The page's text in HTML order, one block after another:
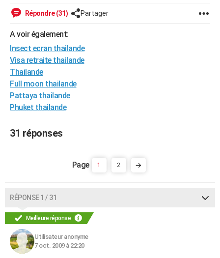
WEEK-END
Art de vivre
Bien-être
Loisirs
ModeModes de vie
SANTE
Alimentation
Guide de la santé
Maladies
Médicaments
Sommeil
Destinations
City break
Voyage nature
Voyage de noces
Forum
Climat
PHOTO
GUIDES D'ACHAT
S'inscrire
Se connecter
Lycées
Collèges
Primaires
Universités
Entreprises
Service militaire
Avis de recherche
AVIS DE DÉCÈS
FORUM
Répondre (31) Partager
A voir également:
Insect ecran thailande
Visa retraite thailande
Thailande
Full moon thailande
Pattaya thailande
Phuket thailande
31 réponses
1 2
RÉPONSE 1 / 31
Meilleure réponse
Utilisateur anonyme
7 oct. 2009 à 22:20